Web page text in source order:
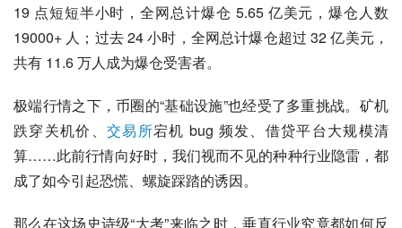
19 点短短半小时，全网总计爆仓 5.65 亿美元，爆仓人数
19000+ 人；过去 24 小时，全网总计爆仓超过 32 亿美元，
共有 11.6 万人成为爆仓受害者。
极端行情之下，币圈的“基础设施”也经受了多重挑战。矿机
跌穿关机价、交易所宕机 bug 频发、借贷平台大规模清
算……此前行情向好时，我们视而不见的种种行业隐雷，都
成了如今引起恐慌、螺旋踩踏的诱因。
那么在这场史诗级“大考”来临之时，垂直行业究竟都如何反